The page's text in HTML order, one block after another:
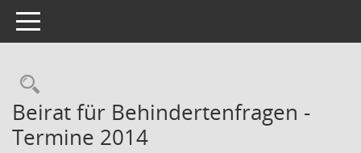
Toggle navigation
Rechercheauswahl
Beirat für Behindertenfragen -
Termine 2014